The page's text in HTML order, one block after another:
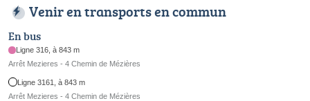
Venir en transports en commun
En bus
Ligne 316, à 843 m
Arrêt Mezieres - 4 Chemin de Mézières
Ligne 3161, à 843 m
Arrêt Mezieres - 4 Chemin de Mézières